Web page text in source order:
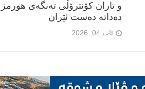
و تاران کۆنترۆڵی تەنگەی هورمز
دەداتە دەست ئێران
ئاب 04, 2026